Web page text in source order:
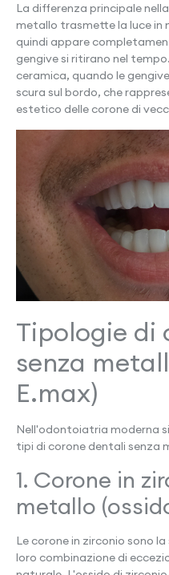
La differenza principale
metallo trasmette la luce in
quindi appare
gengive si ritirano nel
ceramica, quando le
scura sul bordo, che
estetico delle corone di
Tipologie di
senza
E.max)
Nell'odontoiatria moderna
tipi di corone dentali senza
1. Corone in
metallo
Le corone in zirconio sono
loro combinazione di